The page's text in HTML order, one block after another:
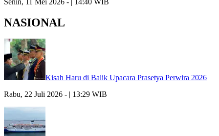
NASIONAL
Kisah Haru di Balik Upacara Prasetya Perwira 2026
Rabu, 22 Juli 2026 - | 13:29 WIB